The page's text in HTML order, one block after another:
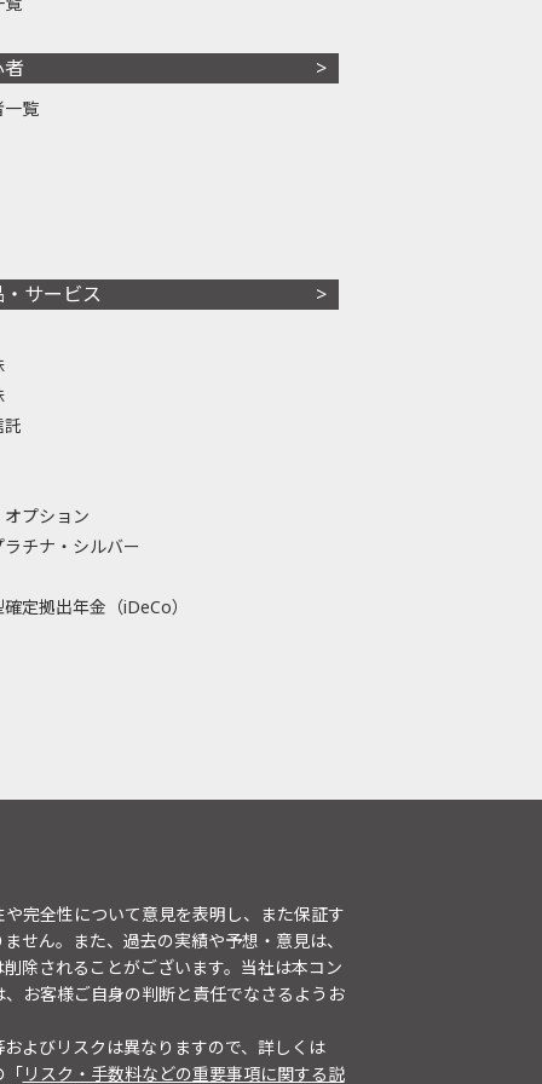
一覧
サービス
託
プション
ラチナ・シルバー
定拠出年金（iDeCo）
完全性について意見を表明し、また保証す
せん。また、過去の実績や予想・意見は、
除されることがございます。当社は本コン
お客様ご自身の判断と責任でなさるようお
よびリスクは異なりますので、詳しくは
「リスク・手数料などの重要事項に関する説